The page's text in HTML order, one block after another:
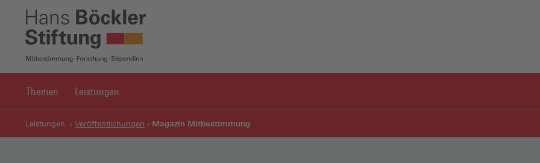
Themen Leistungen
Leistungen Veröffentlichungen Magazin Mitbestimmung